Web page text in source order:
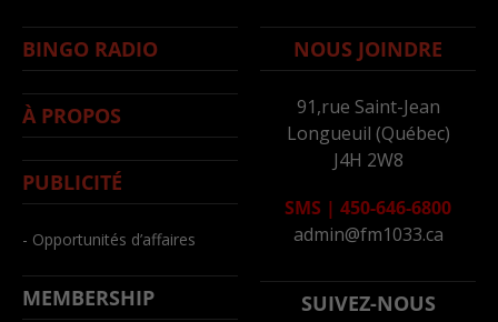
BINGO RADIO
À PROPOS
PUBLICITÉ
- Opportunités d’affaires
MEMBERSHIP
NOUS JOINDRE
91,rue Saint-Jean
Longueuil (Québec)
J4H 2W8
SMS | 450-646-6800
admin@fm1033.ca
SUIVEZ-NOUS